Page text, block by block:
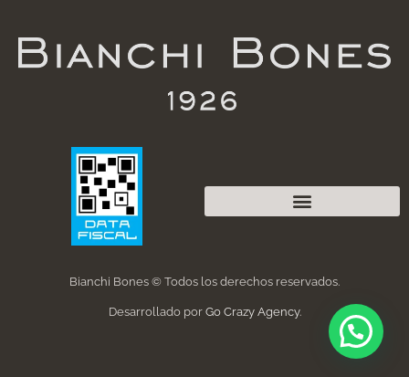
Bianchi Bones © Todos los derechos reservados.
Desarrollado por Go Crazy Agency.